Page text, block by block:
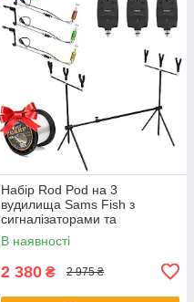
Набір Rod Pod на 3
вудилища Sams Fish з
сигналізаторами та
свінгерами + чохол
В наявності
2 380 ₴ 2 975 ₴